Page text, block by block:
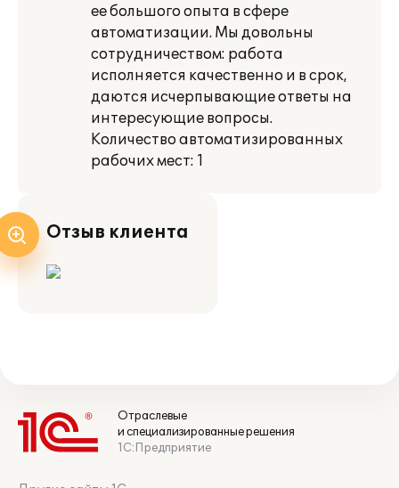
ее большого опыта в сфере
автоматизации. Мы довольны
сотрудничеством: работа
исполняется качественно и в срок,
даются исчерпывающие ответы на
интересующие вопросы.
Количество автоматизированных
рабочих мест: 1
Отзыв клиента
Отраслевые
и специализированные решения
1С:Предприятие